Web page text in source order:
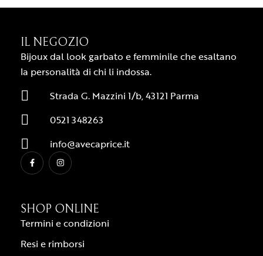
IL NEGOZIO
Bijoux dal look garbato e femminile che esaltano
la personalità di chi li indossa.
Strada G. Mazzini 1/b, 43121 Parma
0521 348263
info@avecaprice.it
SHOP ONLINE
Termini e condizioni
Resi e rimborsi